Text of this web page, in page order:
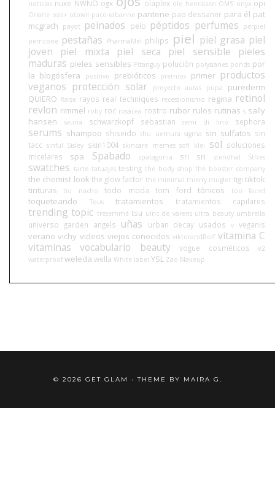
noticias nuxe NWNO ogx olaplex ole henriksen OMS onyx opi
Orlane osis+ otowil paco rabanne pantene pao dessaner para él pat
mcgrath
payot peinados pelo péptidos perfumes
perpiel
perricone pestañas PharmaMel philips piel piel grasa piel
joven
piel mixta piel seca piel sensible
pieles
maduras pieles sensibles Pitanguy polución polysianes ponds por
la blogósfera
positivo prebióticos premios primer productos
veganos protección solar proyecto auras pupa
purederm
QUIERO Raise rayos real techniques recessionismo regina retinol
revlon rimmel roby roc rosácea rostro rubor rulos rutinas s sally
hansen
sauna schwarzkopf sebastian semi di lino sephora
serums shampoo shiseido shu uemura sigma sin sulfatos sin
tacc sinful Sisley skin1004 skincare memes sofí klei sol soluciones
micelares
spa Spabado spatagonia sri sri stendhal StIves
swatches tarte tatuajes testing the body shop the booster company
the chemist look the glow factor the minimal thierry mugler tigi tiktok
tinturas
tio nacho todo moda tom ford tónicos too faced
toqueteando Tous tratamientos tratamientos capilares
trending topic tresemmé tsu ulric de varens ultra beauty umbrella
universo garden angels uñas urban decay usados v veganis
verano vichy videos viejos conocidos viktorandRolf vitamina C
vitaminas
vocabulario beauty vogue cosméticos vz
waterproof weleda wella White label YSL Zao Makeup
© 2026 GET GLAM • THEME BY MAIRA G.